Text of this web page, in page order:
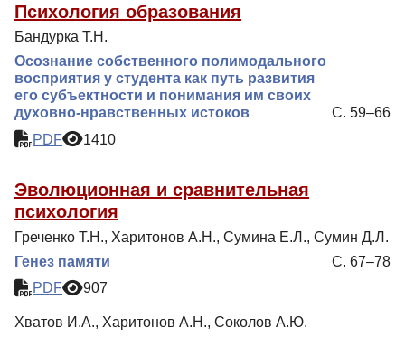
Психология образования
Бандурка Т.Н.
Осознание собственного полимодального
восприятия у студента как путь развития
его субъектности и понимания им своих
духовно-нравственных истоков
С. 59–66
PDF
1410
Эволюционная и сравнительная
психология
Греченко Т.Н., Харитонов А.Н., Сумина Е.Л., Сумин Д.Л.
Генез памяти
С. 67–78
PDF
907
Хватов И.А., Харитонов А.Н., Соколов А.Ю.